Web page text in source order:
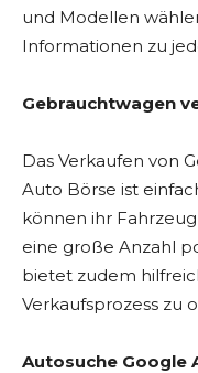
und Modellen
Informationen zu
Gebrauchtwagen
Das Verkaufen von
Auto Börse ist
können ihr
eine große Anzahl
bietet zudem
Verkaufsprozess zu
Autosuche Google